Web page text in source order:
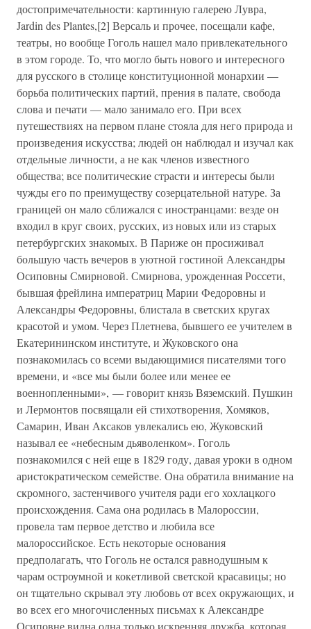
достопримечательности: картинную галерею Лувра,
Jardin des Plantes,[2] Версаль и прочее, посещали кафе,
театры, но вообще Гоголь нашел мало привлекательного
в этом городе. То, что могло быть нового и интересного
для русского в столице конституционной монархии —
борьба политических партий, прения в палате, свобода
слова и печати — мало занимало его. При всех
путешествиях на первом плане стояла для него природа и
произведения искусства; людей он наблюдал и изучал как
отдельные личности, а не как членов известного
общества; все политические страсти и интересы были
чужды его по преимуществу созерцательной натуре. За
границей он мало сближался с иностранцами: везде он
входил в круг своих, русских, из новых или из старых
петербургских знакомых. В Париже он просиживал
большую часть вечеров в уютной гостиной Александры
Осиповны Смирновой. Смирнова, урожденная Россети,
бывшая фрейлина императриц Марии Федоровны и
Александры Федоровны, блистала в светских кругах
красотой и умом. Через Плетнева, бывшего ее учителем в
Екатерининском институте, и Жуковского она
познакомилась со всеми выдающимися писателями того
времени, и «все мы были более или менее ее
военнопленными», — говорит князь Вяземский. Пушкин
и Лермонтов посвящали ей стихотворения, Хомяков,
Самарин, Иван Аксаков увлекались ею, Жуковский
называл ее «небесным дьяволенком». Гоголь
познакомился с ней еще в 1829 году, давая уроки в одном
аристократическом семействе. Она обратила внимание на
скромного, застенчивого учителя ради его хохлацкого
происхождения. Сама она родилась в Малороссии,
провела там первое детство и любила все
малороссийское. Есть некоторые основания
предполагать, что Гоголь не остался равнодушным к
чарам остроумной и кокетливой светской красавицы; но
он тщательно скрывал эту любовь от всех окружающих, и
во всех его многочисленных письмах к Александре
Осиповне видна одна только искренняя дружба, которая